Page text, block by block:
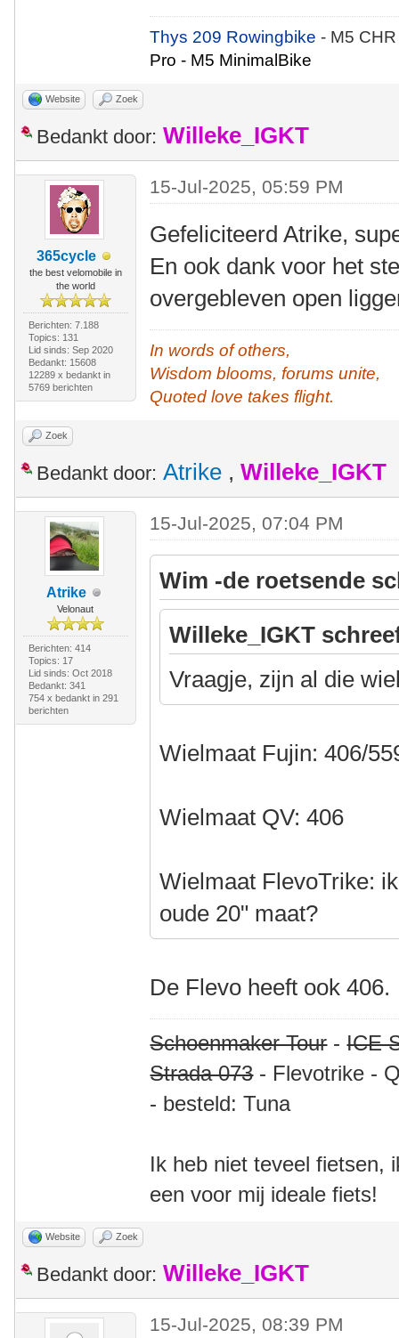
Thys 209 Rowingbike- M5
Pro - M5 MinimalBike
Website Zoek
Bedankt door: Willeke_IGKT
365cycle
the best velomobile in
the world
Berichten: 7.188
Topics: 131
Lid sinds: Sep 2020
Bedankt: 15608
12289 x bedankt in
5769 berichten
15-Jul-2025, 05:59 PM
Gefeliciteerd Atrike,
En ook dank voor het
overgebleven open
In words of others,
Wisdom blooms, forums unite,
Quoted love takes flight.
Zoek
Bedankt door: Atrike , Willeke_IGKT
Atrike
Velonaut
Berichten: 414
Topics: 17
Lid sinds: Oct 2018
Bedankt: 341
754 x bedankt in 291
berichten
15-Jul-2025, 07:04 PM
Wim -de roetsende
Willeke_IGKT
Vraagje, zijn al die
Wielmaat Fujin: 406/
Wielmaat QV: 406
Wielmaat FlevoTrike:
oude 20" maat?
De Flevo heeft ook 406.
Schoenmaker Tour-ICE
Strada 073- Flevotrike -
- besteld: Tuna
Ik heb niet teveel fietsen,
een voor mij ideale fiets!
Website Zoek
Bedankt door: Willeke_IGKT
15-Jul-2025, 08:39 PM